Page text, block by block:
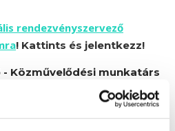
rendezvényszervező
! Kattints és jelentkezz!
- Közművelődési munkatárs
képzésünket Alfa Kapos
partnerünk szervezi.